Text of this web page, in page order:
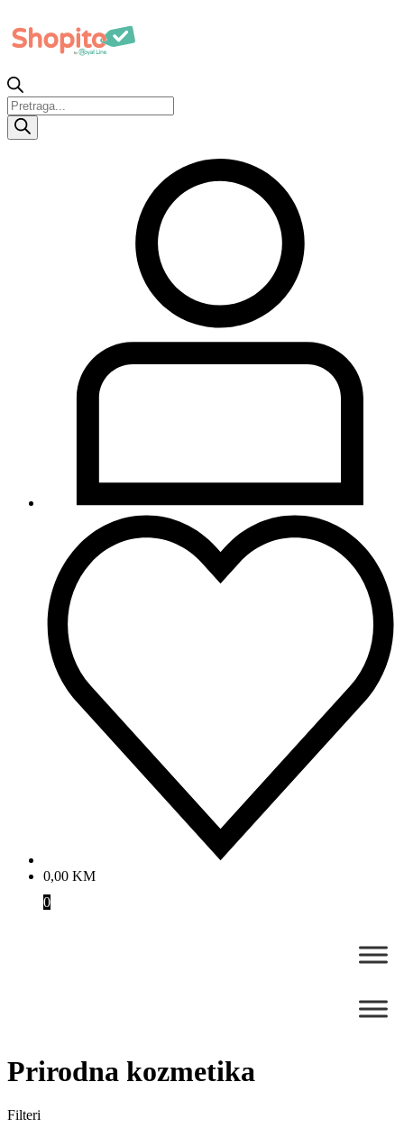
Products
search
0,00 KM
0
Prirodna kozmetika
Filteri